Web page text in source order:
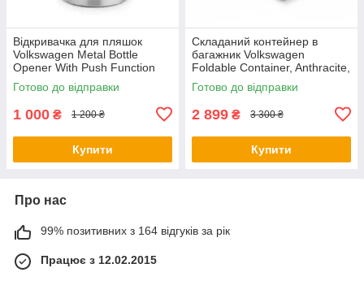
Відкривачка для пляшок
Volkswagen Metal Bottle
Opener With Push Function
NM, артикул
000087703LTJKA
Готово до відправки
1 000 ₴ 1 200 ₴
Купити
Складаний контейнер в
багажник Volkswagen
Foldable Container, Anthracite,
артикул 5H0061104
Готово до відправки
2 899 ₴ 3 300 ₴
Купити
Про нас
99% позитивних з 164 відгуків за рік
Працює з 12.02.2015